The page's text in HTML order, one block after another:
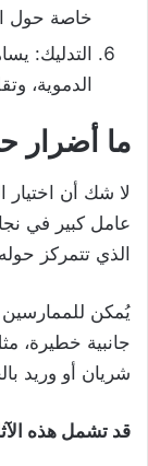
خاصة حول
التدليك:
الدموية،
ما أضرار
لا شك أن
عامل كبير في
الذي تتمركز
يُمكن للممارسين
جانبية خطيرة،
شريان أو وريد
قد تشمل هذه